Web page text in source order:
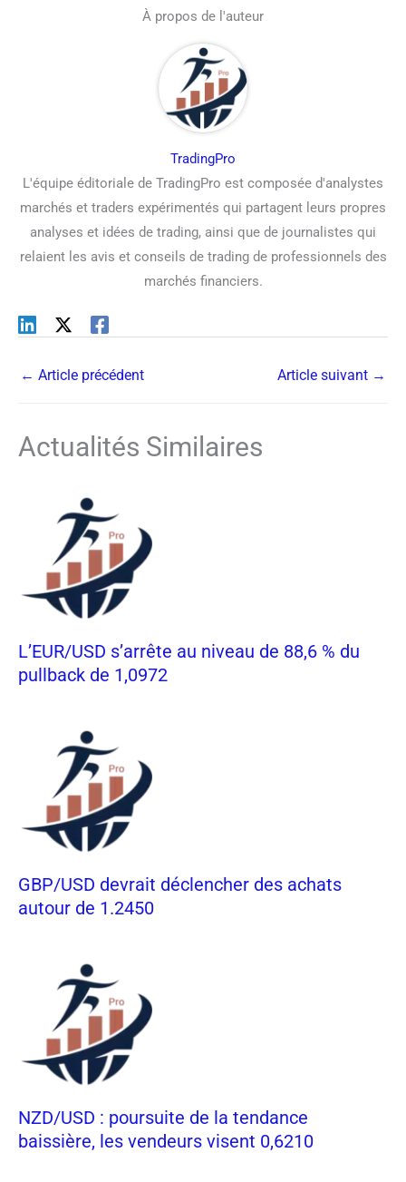
À propos de l'auteur
TradingPro
L'équipe éditoriale de TradingPro est composée d'analystes
marchés et traders expérimentés qui partagent leurs propres
analyses et idées de trading, ainsi que de journalistes qui
relaient les avis et conseils de trading de professionnels des
marchés financiers.
← Article précédent Article suivant →
Actualités Similaires
L’EUR/USD s’arrête au niveau de 88,6 % du
pullback de 1,0972
GBP/USD devrait déclencher des achats
autour de 1.2450
NZD/USD : poursuite de la tendance
baissière, les vendeurs visent 0,6210